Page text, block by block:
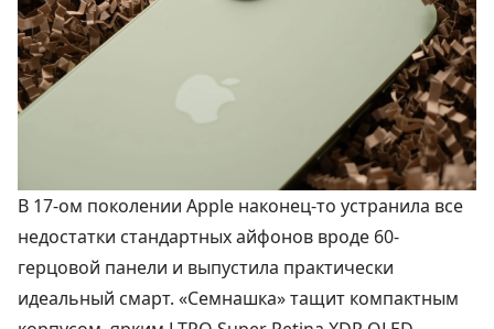
В 17-ом поколении Apple наконец-то устранила все
недостатки стандартных айфонов вроде 60-
герцовой панели и выпустила практически
идеальный смарт. «Семнашка» тащит компактным